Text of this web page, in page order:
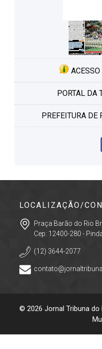
ACESSO
PORTAL DA
PREFEITURA
LOCALIZAÇÃO/
Praça Barão do Rio
Cep: 12400-280 -
(12) 3644-2077
© 2026 Jornal Tribuna do